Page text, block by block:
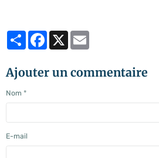
PartagerFacebook
Ajouter un commentaire
Nom
E-mail